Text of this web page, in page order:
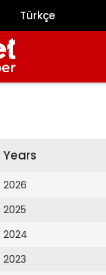
Türkçe
Years
2026
2025
2024
2023